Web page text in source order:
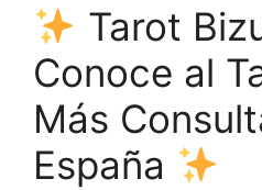
Tarot
Conoce al
Más
España